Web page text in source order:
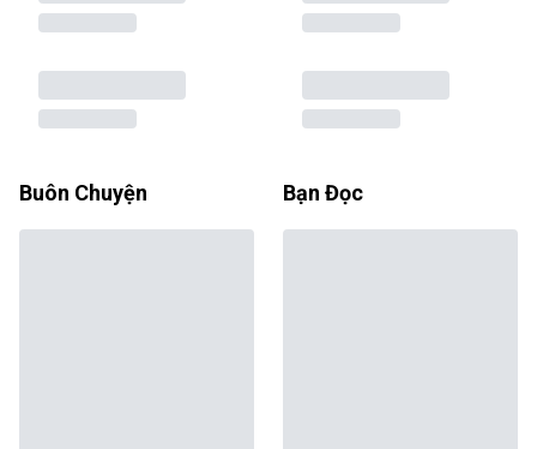
Buôn Chuyện Bạn Đọc